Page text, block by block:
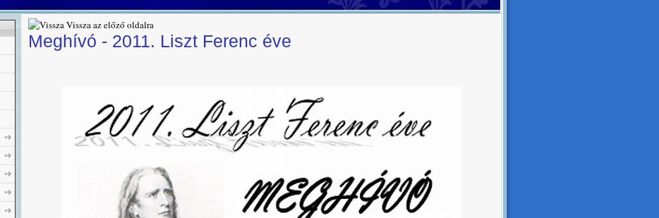
Vissza az előző oldalra
Meghívó - 2011. Liszt Ferenc éve